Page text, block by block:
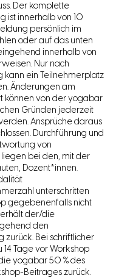
Der komplette
ist innerhalb von 10
persönlich im
oder auf das unten
innerhalb von
Nur nach
kann ein Teilnehmerplatz
Änderungen am
können von der yogabar
Gründen jederzeit
Ansprüche daraus
Durchführung und
von
bei den, mit der
Dozent*innen.
unterschritten
gegebenenfalls nicht
der/die
den
zurück. Bei schriftlicher
14 Tage vor Workshop
yogabar 50 % des
Beitrages zurück.